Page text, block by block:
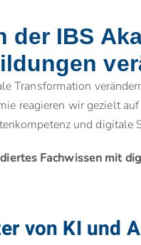
der IBS
Transformation
reagieren wir gezielt
und digitale
Fachwissen mit
von KI und